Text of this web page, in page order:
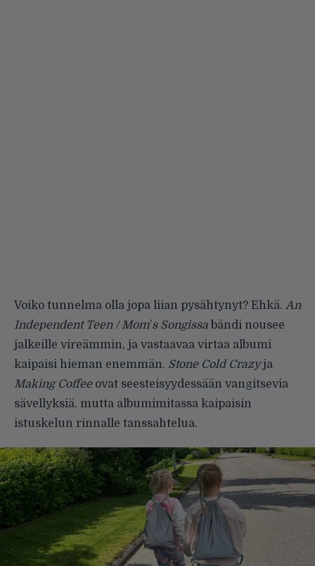
Voiko tunnelma olla jopa liian pysähtynyt? Ehkä. An
Independent Teen / Mom’s Songissa bändi nou­see
jalkeille vireämmin, ja vastaa­vaa virtaa albumi
kaipaisi hieman enemmän. Stone Cold Crazyja
Making Coffee ovat seesteisyydes­sään vangitsevia
sävellyksiä, mutta albumimitassa kaipaisin
istuskelun rinnalle tanssahtelua.